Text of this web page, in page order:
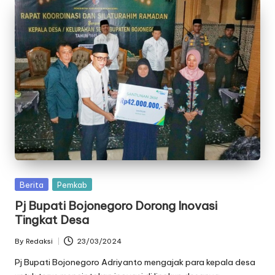
Posted
Berita Pemkab
Pj Bupati Bojonegoro Dorong Inovasi
Tingkat Desa
Posted
by
By Redaksi 23/03/2024
Pj Bupati Bojonegoro Adriyanto mengajak para kepala desa